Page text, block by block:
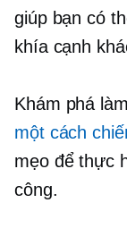
giúp bạn có
khía cạnh
Khám phá
một cách
mẹo để thực
công.